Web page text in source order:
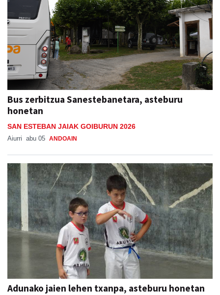
Bus zerbitzua Sanestebanetara, asteburu
honetan
SAN ESTEBAN JAIAK GOIBURUN 2026
Aiurri abu 05 ANDOAIN
Adunako jaien lehen txanpa, asteburu honetan